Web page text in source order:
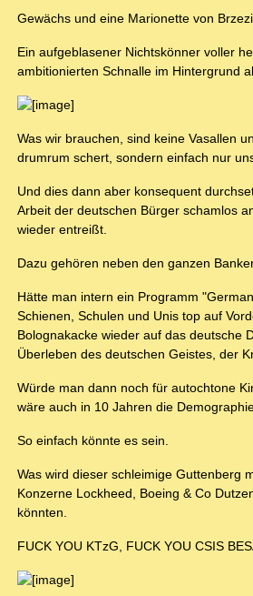
Gewächs und eine Marionette von
Ein aufgeblasener Nichtskönner voller
ambitionierten Schnalle im Hintergrund
Was wir brauchen, sind keine Vasallen
drumrum schert, sondern einfach nur
Und dies dann aber konsequent
Arbeit der deutschen Bürger schamlos
wieder entreißt.
Dazu gehören neben den ganzen
Hätte man intern ein Programm
Schienen, Schulen und Unis top auf
Bolognakacke wieder auf das deutsche
Überleben des deutschen Geistes, der
Würde man dann noch für autochtone
wäre auch in 10 Jahren die
So einfach könnte es sein.
Was wird dieser schleimige Guttenberg
Konzerne Lockheed, Boeing & Co
könnten.
FUCK YOU KTzG, FUCK YOU CSIS